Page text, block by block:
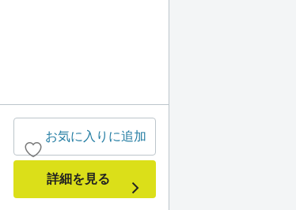
お気に入りに追加
詳細を見る